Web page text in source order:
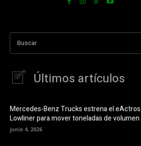
Buscar
Últimos artículos
Mercedes-Benz Trucks estrena el eActros
Lowliner para mover toneladas de volumen
junio 4, 2026